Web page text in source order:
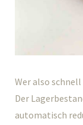
Wer also
Der
automatisch